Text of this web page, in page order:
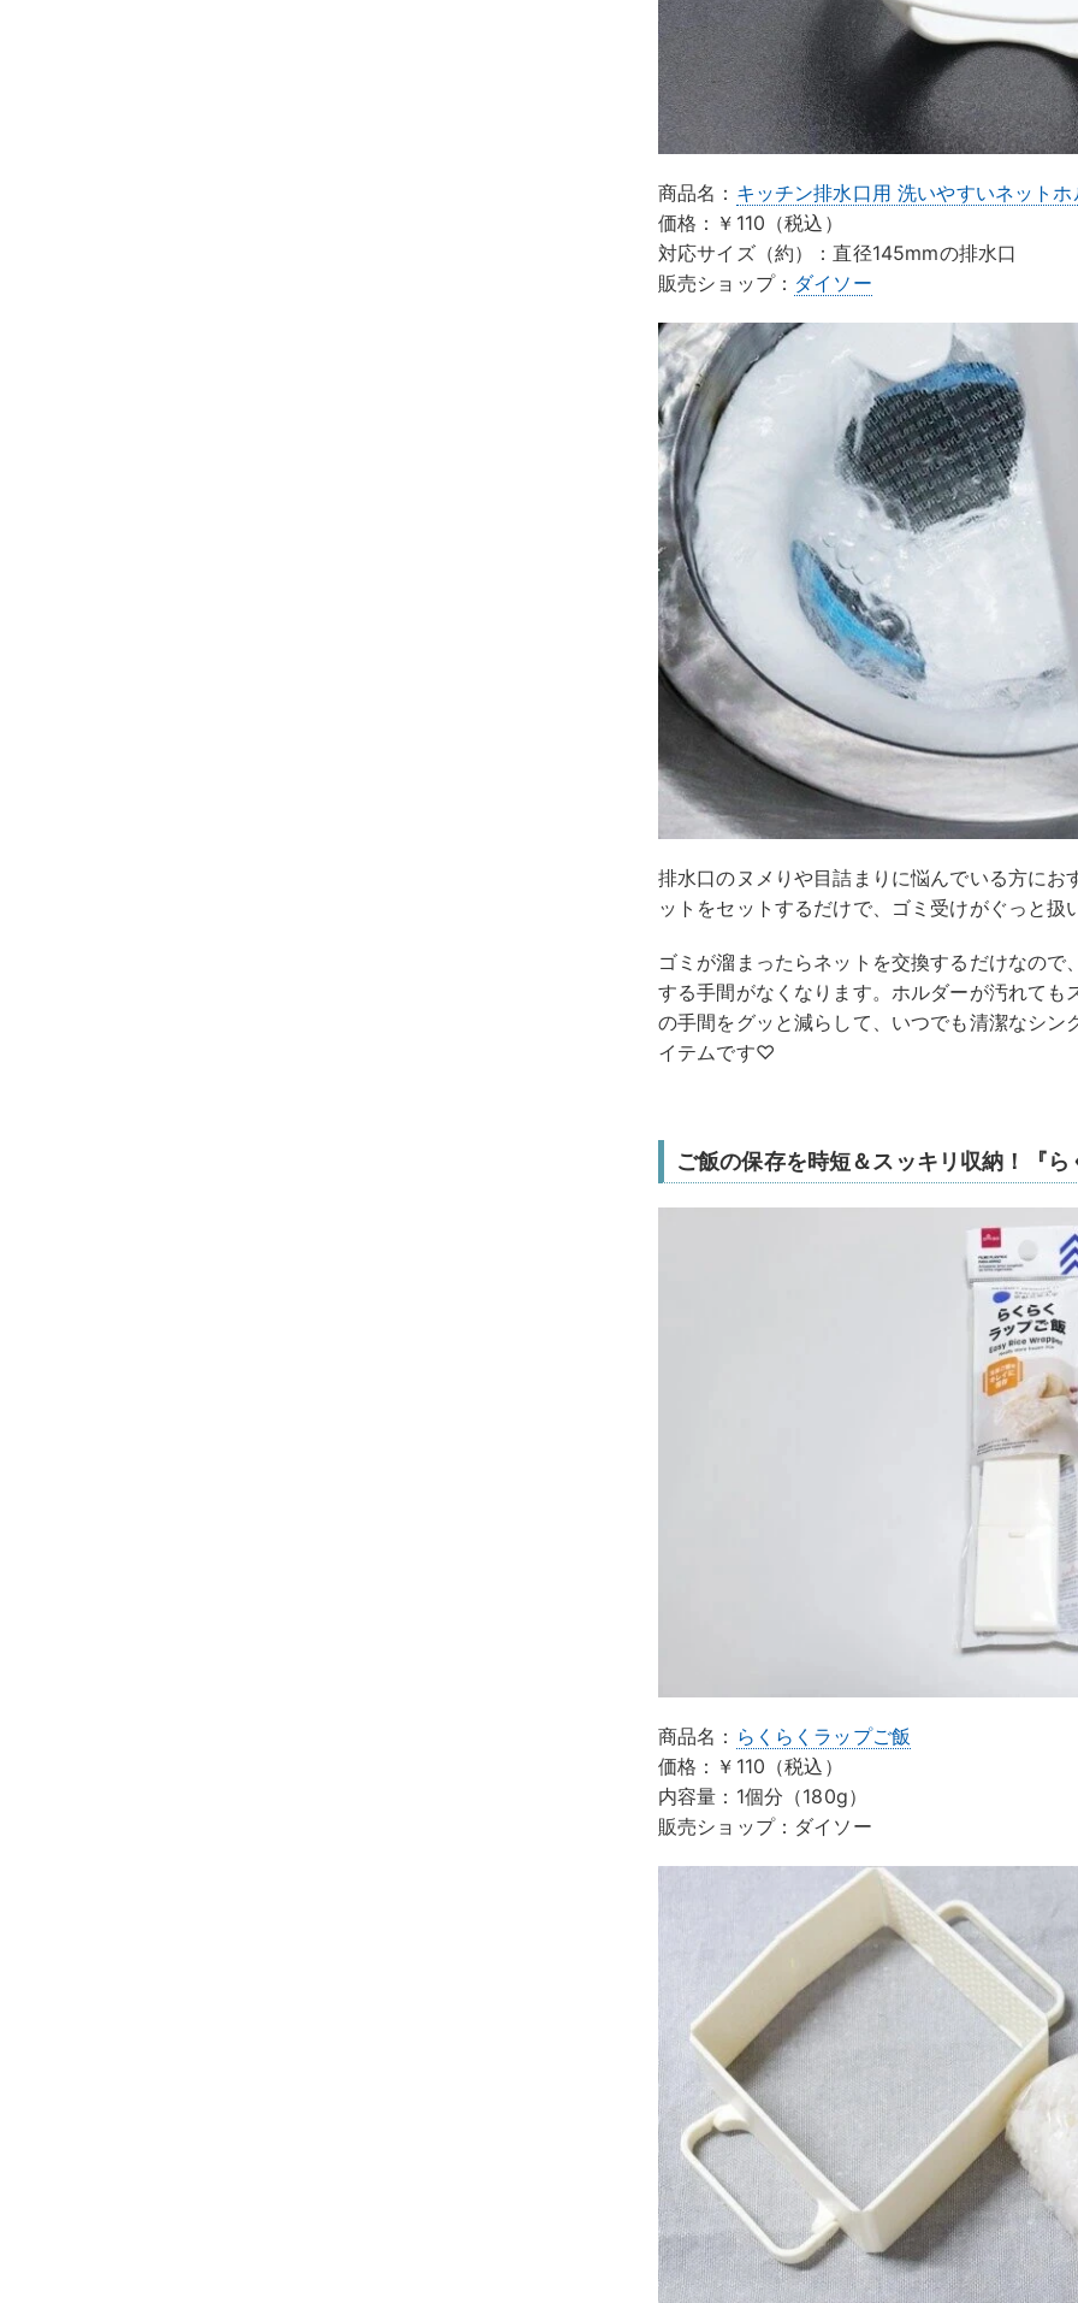
商品名： キッチン排水口用 洗いやすいネットホ
価格：￥110（税込）
対応サイズ（約）：直径145mmの排水口
販売ショップ： ダイソー
排水口のヌメりや目詰まりに悩んでいる方にお
ットをセットするだけで、ゴミ受けがぐっと
ゴミが溜まったらネットを交換するだけなの
する手間がなくなります。ホルダーが汚れても
の手間をグッと減らして、いつでも清潔なシン
イテムです♡
ご飯の保存を時短＆スッキリ収納！『
商品名： らくらくラップご飯
価格：￥110（税込）
内容量：1個分（180g）
販売ショップ：ダイソー